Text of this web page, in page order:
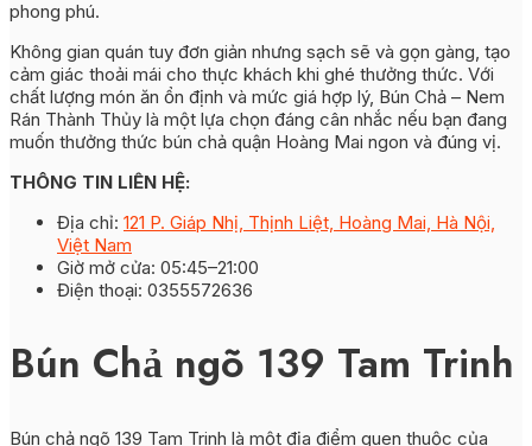
phong phú.
Không gian quán tuy đơn giản nhưng sạch sẽ và gọn gàng, tạo
cảm giác thoải mái cho thực khách khi ghé thưởng thức. Với
chất lượng món ăn ổn định và mức giá hợp lý, Bún Chả – Nem
Rán Thành Thủy là một lựa chọn đáng cân nhắc nếu bạn đang
muốn thưởng thức bún chả quận Hoàng Mai ngon và đúng vị.
THÔNG TIN LIÊN HỆ:
Địa chỉ: 121 P. Giáp Nhị, Thịnh Liệt, Hoàng Mai, Hà Nội,
Việt Nam
Giờ mở cửa: 05:45–21:00
Điện thoại: 0355572636
Bún Chả ngõ 139 Tam Trinh
Bún chả ngõ 139 Tam Trinh là một địa điểm quen thuộc của